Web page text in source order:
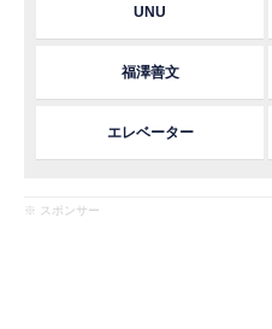
UNU
福澤善文
エレベーター
※ スポンサー